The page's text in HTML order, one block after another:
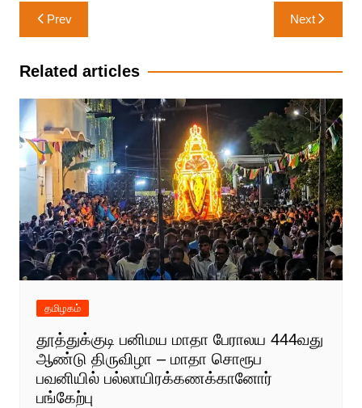
Post
navigation
Prev Next
Related articles
தமிழகம்
தூத்துக்குடி பனிமய மாதா பேராலய 444வது
ஆண்டு திருவிழா – மாதா சொரூப
பவனியில் பல்லாயிரக்கணக்கானோர்
பங்கேற்பு